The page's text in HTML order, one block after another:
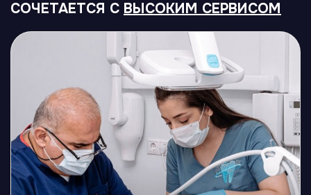
СОЧЕТАЕТСЯ С ВЫСОКИМ СЕРВИСОМ